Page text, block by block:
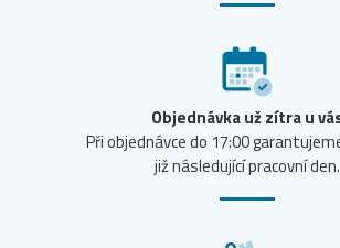
Objednávka už zítra u
Při objednávce do 17:00
již následující pracovní den.